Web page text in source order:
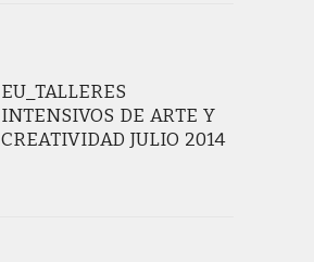
EU_TALLERES
INTENSIVOS DE ARTE Y
CREATIVIDAD JULIO 2014